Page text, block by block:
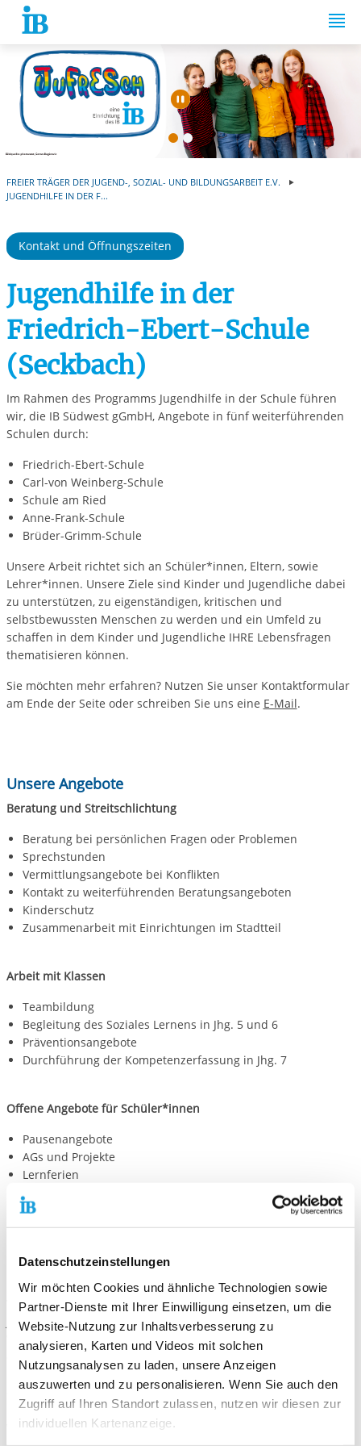
Datenschutzeinstellungen
Wir möchten Cookies und ähnliche Technologien sowie
Partner-Dienste mit Ihrer Einwilligung einsetzen, um die
Website-Nutzung zur Inhaltsverbesserung zu
analysieren, Karten und Videos mit solchen
Nutzungsanalysen zu laden, unsere Anzeigen
auszuwerten und zu personalisieren. Wenn Sie auch den
Zugriff auf Ihren Standort zulassen, nutzen wir diesen zur
individuellen Kartenanzeige.
Springe zum Inhalt
Automatische
FREIER TRÄGER DER JUGEND-, SOZIAL- UND BILDUNGSARBEIT E.V.
JUGENDHILFE IN DER F...
Kontakt und Öffnungszeiten
Jugendhilfe in der
Friedrich-Ebert-Schule
(Seckbach)
Im Rahmen des Programms Jugendhilfe in der Schule führen
wir, die IB Südwest gGmbH, Angebote in fünf weiterführenden
Schulen durch:
Friedrich-Ebert-Schule
Carl-von Weinberg-Schule
Schule am Ried
Anne-Frank-Schule
Brüder-Grimm-Schule
Unsere Arbeit richtet sich an Schüler*innen, Eltern, sowie
Lehrer*innen. Unsere Ziele sind Kinder und Jugendliche dabei
zu unterstützen, zu eigenständigen, kritischen und
selbstbewussten Menschen zu werden und ein Umfeld zu
schaffen in dem Kinder und Jugendliche IHRE Lebensfragen
thematisieren können.
Sie möchten mehr erfahren? Nutzen Sie unser Kontaktformular
am Ende der Seite oder schreiben Sie uns eine E-Mail.
Unsere Angebote
Beratung und Streitschlichtung
Beratung bei persönlichen Fragen oder Problemen
Sprechstunden
Vermittlungsangebote bei Konflikten
Kontakt zu weiterführenden Beratungsangeboten
Kinderschutz
Zusammenarbeit mit Einrichtungen im Stadtteil
Arbeit mit Klassen
Teambildung
Begleitung des Soziales Lernens in Jhg. 5 und 6
Präventionsangebote
Durchführung der Kompetenzerfassung in Jhg. 7
Offene Angebote für Schüler*innen
Pausenangebote
AGs und Projekte
Lernferien
Gendersensible Angebote
Medienkompetenzen
Frühstücksangebot
Unsere Arbeitsweise
Wir sind die Jugendhilfe in der Friedrich-Ebert-Schule, kurz
JuFrESch.
Wir stärken Kinder und Jugendliche und unterstützen sie dabei,
eigene Wünsche und Ideen in die Schule einzubringen. Deshalb
nehmen wir Anregungen und Vorschläge immer gerne
entgegen.
Wir arbeiten präventiv, unterstützend und an den persönlichen